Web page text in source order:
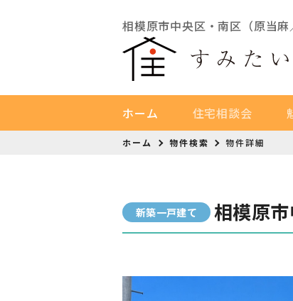
相模原市中央区・南区（原当
ホーム 住宅相談会
ホーム 物件検索 物件詳細
新築一戸建て 相模原